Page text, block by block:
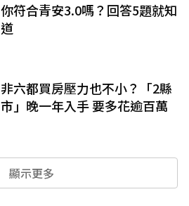
你符合青安3.0嗎？回答5題就知
道
非六都買房壓力也不小？「2縣
市」晚一年入手 要多花逾百萬
顯示更多